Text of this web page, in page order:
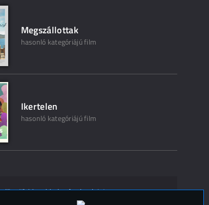
Megszállottak
hasonló kategóriájú film
Ikertelen
hasonló kategóriájú film
Mondd el másoknak is!